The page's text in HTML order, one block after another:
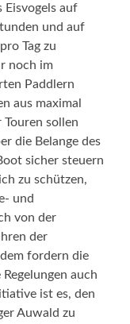
Eisvogels auf
und auf
Tag zu
noch im
Paddlern
aus maximal
sollen
die Belange des
sicher steuern
zu schützen,
und
von der
der
fordern die
auch
ist es, den
Auwald zu